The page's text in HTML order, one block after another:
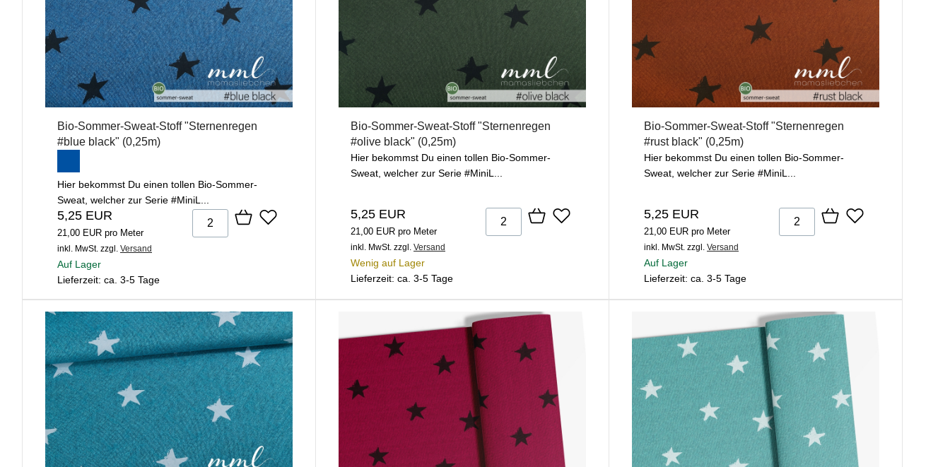
Bio-Sommer-Sweat-Stoff "Sternenregen
#blue black" (0,25m)
Hier bekommst Du einen tollen Bio-Sommer-
Sweat, welcher zur Serie #MiniL...
5,25 EUR
21,00 EUR pro Meter
inkl. MwSt. zzgl. Versand
Auf Lager
Lieferzeit: ca. 3-5 Tage
Bio-Sommer-Sweat-Stoff "Sternenregen
#olive black" (0,25m)
Hier bekommst Du einen tollen Bio-Sommer-
Sweat, welcher zur Serie #MiniL...
5,25 EUR
21,00 EUR pro Meter
inkl. MwSt. zzgl. Versand
Wenig auf Lager
Lieferzeit: ca. 3-5 Tage
Bio-Sommer-Sweat-Stoff "Sternenregen
#rust black" (0,25m)
Hier bekommst Du einen tollen Bio-Sommer-
Sweat, welcher zur Serie #MiniL...
5,25 EUR
21,00 EUR pro Meter
inkl. MwSt. zzgl. Versand
Auf Lager
Lieferzeit: ca. 3-5 Tage